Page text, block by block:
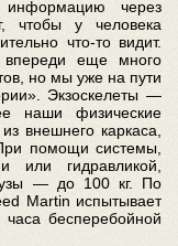
через
чтобы у человека
что-то видит.
еще много
но мы уже на пути
Экзоскелеты —
наши физические
внешнего каркаса,
помощи системы,
или гидравликой,
— до 100 кг. По
Martin испытывает
бесперебойной